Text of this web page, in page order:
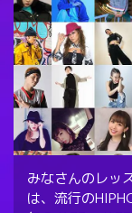
みなさんのレッ
は、流行の